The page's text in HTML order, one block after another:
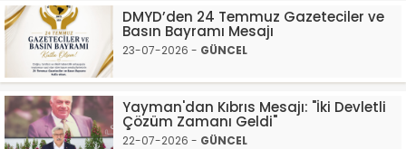
DMYD’den 24 Temmuz Gazeteciler ve
Basın Bayramı Mesajı
23-07-2026 - GÜNCEL
Yayman'dan Kıbrıs Mesajı: "İki Devletli
Çözüm Zamanı Geldi"
22-07-2026 - GÜNCEL